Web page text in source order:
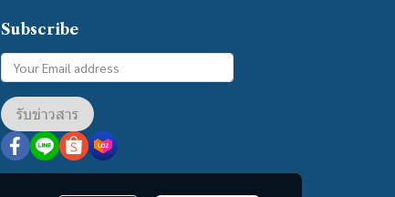
Subscribe
รับข่าวสาร